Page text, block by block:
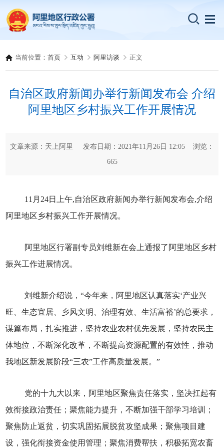
当前位置：首页 互动 阿里访谈 正文
自治区政府新闻办举行新闻发布会 介绍
阿里地区乡村振兴工作开展情况
文章来源：天上阿里 发布日期：2021年11月26日 12:05 浏览：
665
11月24日上午,自治区政府新闻办举行新闻发布会,介绍
阿里地区乡村振兴工作开展情况。
阿里地区行署副专员刘维新在会上通报了阿里地区乡村
振兴工作进展情况。
刘维新介绍说，“今年来，阿里地区认真落实‘产业兴
旺、生态宜居、乡风文明、治理有效、生活富裕’的总要求，
谋篇布局，扎实推进，坚持农业农村优先发展，坚持农民主
体地位，不断深化改革，不断提高资源配置的有效性，推动
我地区新发展阶段“三农”工作高质量发展。”
党的十九大以来，阿里地区聚焦责任落实，坚决扛起有
效衔接政治责任；聚焦能力提升，不断加强干部学习培训；
聚焦防止返贫，切实巩固拓展脱贫攻坚成果；聚焦项目建
设，强化衔接资金使用管理；聚焦消费帮扶，积极拓宽农畜